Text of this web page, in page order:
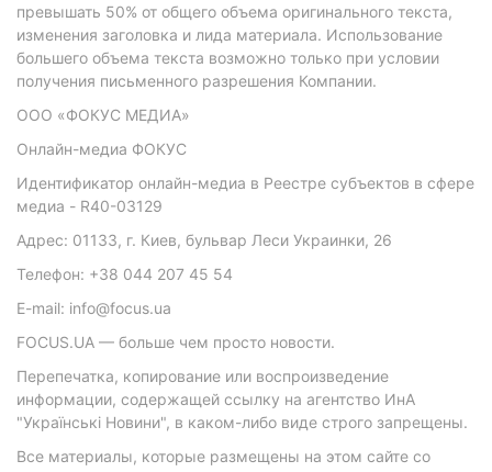
превышать 50% от общего объема оригинального текста,
изменения заголовка и лида материала. Использование
большего объема текста возможно только при условии
получения письменного разрешения Компании.
ООО «ФОКУС МЕДИА»
Онлайн-медиа ФОКУС
Идентификатор онлайн-медиа в Реестре субъектов в сфере
медиа - R40-03129
Адрес: 01133, г. Киев, бульвар Леси Украинки, 26
Телефон: +38 044 207 45 54
E-mail: info@focus.ua
FOCUS.UA — больше чем просто новости.
Перепечатка, копирование или воспроизведение
информации, содержащей ссылку на агентство ИнА
"Українські Новини", в каком-либо виде строго запрещены.
Все материалы, которые размещены на этом сайте со